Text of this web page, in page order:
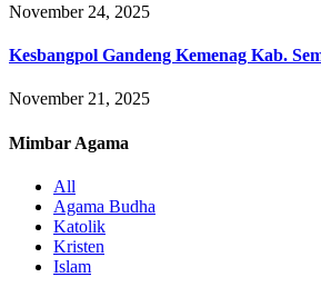
November 24, 2025
Kesbangpol Gandeng Kemenag Kab.
November 21, 2025
Mimbar Agama
All
Agama Budha
Katolik
Kristen
Islam